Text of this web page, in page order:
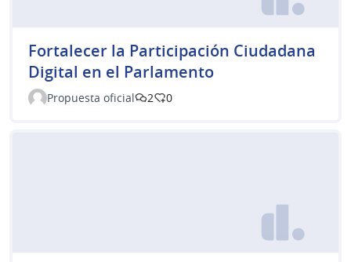
Fortalecer la Participación Ciudadana
Digital en el Parlamento
Propuesta oficial 2 0